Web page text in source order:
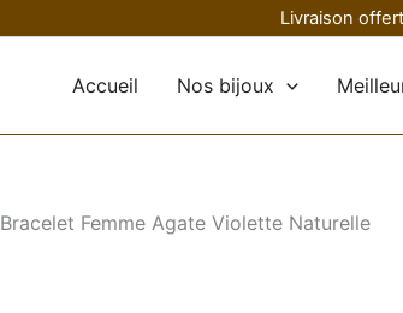
Livraison
Accueil Nos bijoux
Bracelet Femme Agate Violette Naturelle